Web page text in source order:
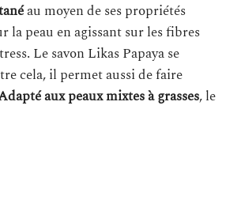
au moyen de ses propriétés
peau en agissant sur les fibres
Le savon Likas Papaya se
cela, il permet aussi de faire
aux peaux mixtes à grasses, le